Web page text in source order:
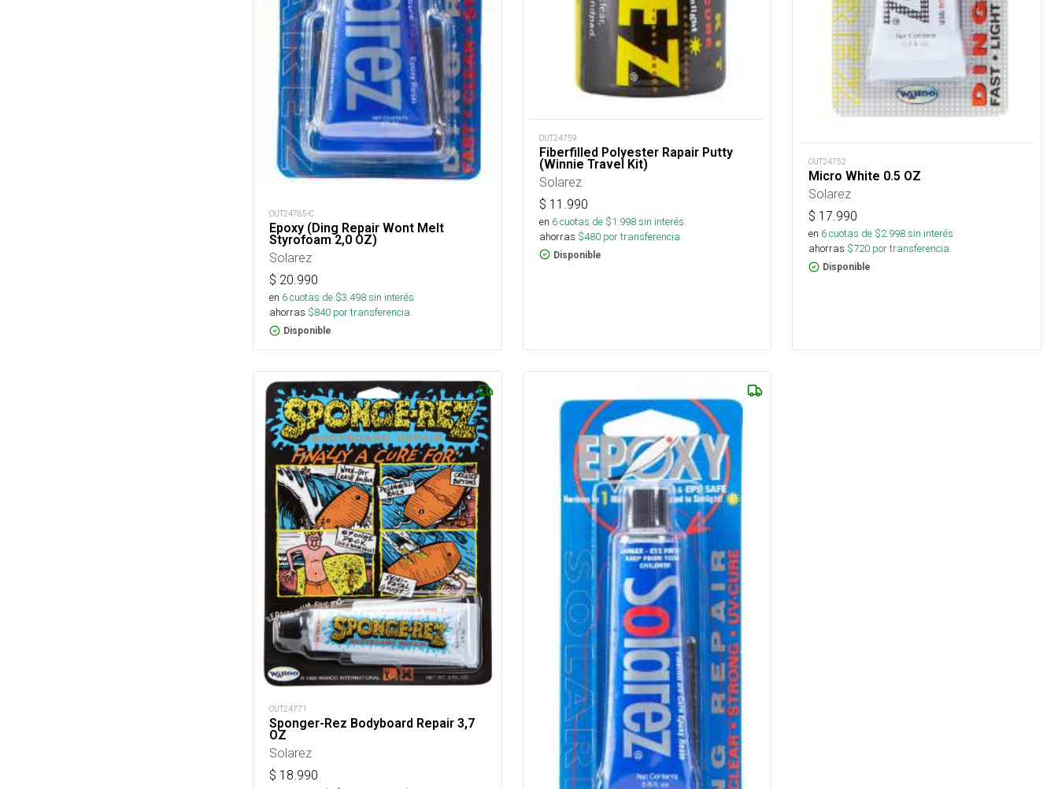
OUT24765-C
Epoxy (Ding Repair Wont Melt
Styrofoam 2,0 OZ)
Solarez
$ 20.990
en 6cuotas de $3.498sin interés
ahorras $840 por transferencia.
Disponible
OUT24759
Fiberfilled Polyester Rapair Putty
(Winnie Travel Kit)
Solarez
$ 11.990
en 6cuotas de $1.998sin interés
ahorras $480por transferencia.
Disponible
OUT24752
Micro White 0.5 OZ
Solarez
$ 17.990
en 6cuotas de $2.998sin interés
ahorras $720 por transferencia.
Disponible
OUT24771
Sponger-Rez Bodyboard Repair 3,7
OZ
Solarez
$ 18.990